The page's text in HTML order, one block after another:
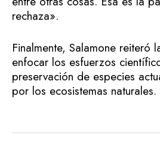
rechaza».
Finalmente, Salamone reiteró
enfocar los esfuerzos
preservación de especies
por los ecosistemas naturales.